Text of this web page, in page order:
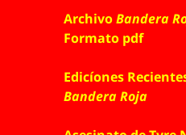
ArchivoBandera
Formato pdf
Edicíones
Bandera Roja